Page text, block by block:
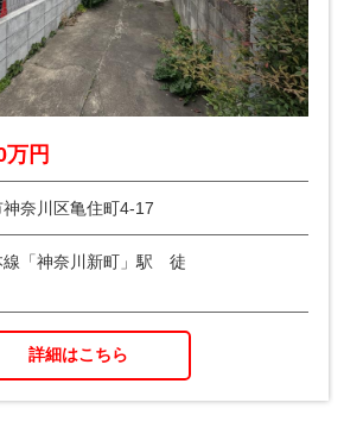
万円
奈川区亀住町4-17
線「神奈川新町」駅 徒
詳細はこちら